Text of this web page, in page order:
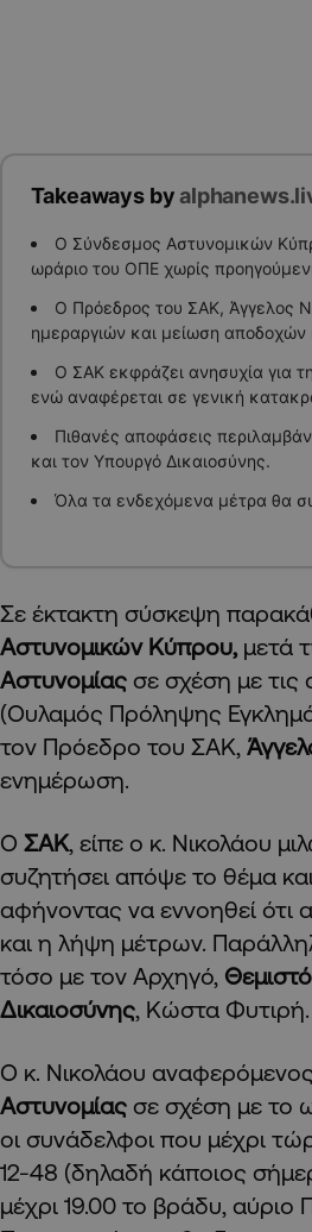
Takeaways by
Ο Σύνδεσμος Αστυνομικών
ωράριο του ΟΠΕ χωρίς
Ο Πρόεδρος του ΣΑΚ, Άγγελος
ημεραργιών και μείωση
Ο ΣΑΚ εκφράζει ανησυχία για
ενώ αναφέρεται σε γενική
Πιθανές αποφάσεις
και τον Υπουργό Δικαιοσύνης.
Όλα τα ενδεχόμενα μέτρα θα
Σε έκτακτη σύσκεψη
Αστυνομικών Κύπρου, μετά
Αστυνομίας σε σχέση με
(Ουλαμός Πρόληψης
τον Πρόεδρο του ΣΑΚ,
ενημέρωση.
Ο ΣΑΚ, είπε ο κ. Νικολάου
συζητήσει απόψε το θέμα
αφήνοντας να εννοηθεί ότι
και η λήψη μέτρων.
τόσο με τον Αρχηγό,
Δικαιοσύνης, Κώστα Φυτιρή.
Ο κ. Νικολάου
Αστυνομίας σε σχέση με το
οι συνάδελφοι που μέχρι
12-48 (δηλαδή κάποιος
μέχρι 19.00 το βράδυ, αύριο